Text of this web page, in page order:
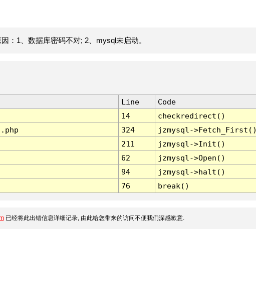
：1、数据库密码不对; 2、mysql未启动。
Line
Code
14
checkredirect()
324
jzmysql-
211
jzmysql->Init()
62
jzmysql->Open()
94
jzmysql->halt()
76 break()
已经将此出错信息详细记录, 由此给您带来的访问不便我们深感歉意.